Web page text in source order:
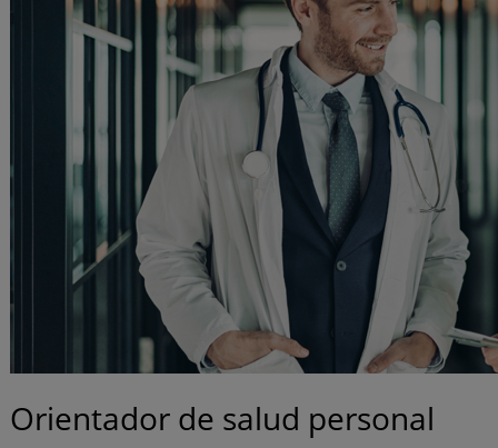
Orientador de salud personal